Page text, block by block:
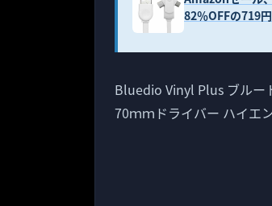
82％OFFの719円
Bluedio Vinyl Plus ブルー
70ｍｍドライバー ハイエ